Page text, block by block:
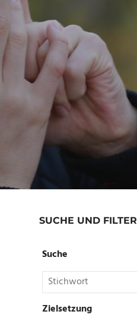
SUCHE UND FILTER
Suche
Zielsetzung